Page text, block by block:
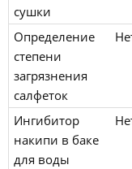
сушки
Определение
степени
загрязнения
салфеток
Ингибитор
накипи в баке
для воды